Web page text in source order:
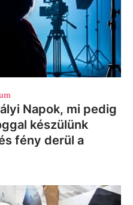
Napok, mi pedig
készülünk
fény derül a